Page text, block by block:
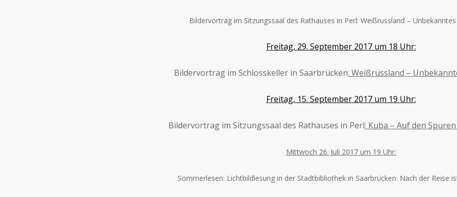
Bildervortrag im Sitzungssaal des Rathauses in Perl: Weißrussland –
Freitag, 29. September 2017 um 18 Uhr:
Bildervortrag im Schlosskeller in Saarbrücken: Weißrussland –
Freitag, 15. September 2017 um 19 Uhr:
Bildervortrag im Sitzungssaal des Rathauses in Perl: Kuba – Auf den
Mittwoch 26. Juli 2017 um 19 Uhr:
Sommerlesen: Lichtbildlesung in der Stadtbibliothek in Saarbrücken: Nach der Reise